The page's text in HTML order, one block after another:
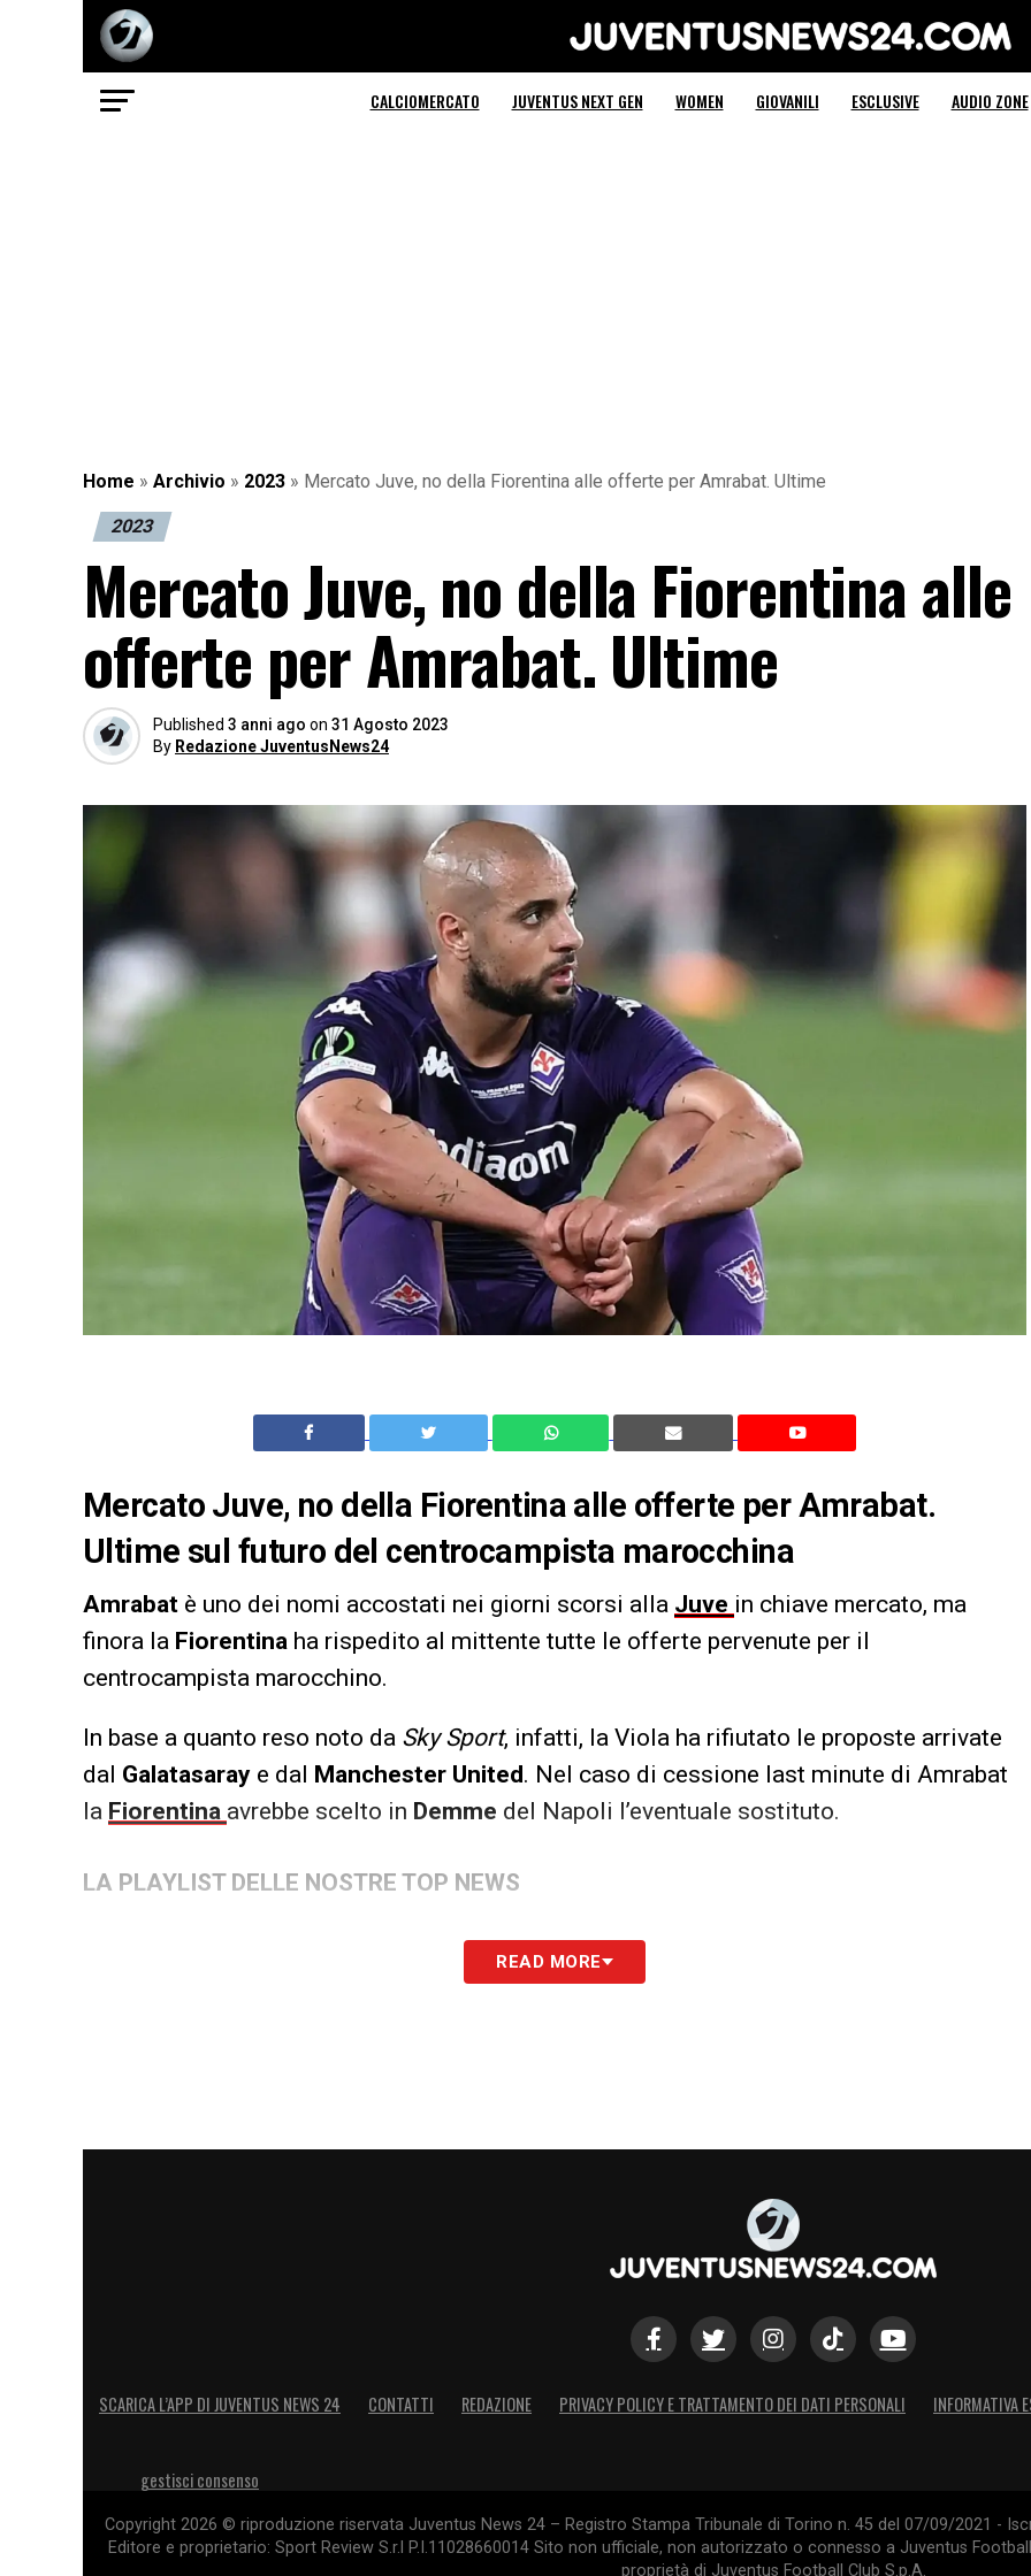
Juventus News 24
CALCIOMERCATO JUVENTUS NEXT GEN WOMEN GIOVANILI ESCLUSIVE AUDIO ZONE
Home » Archivio » 2023 » Mercato Juve, no della Fiorentina alle offerte per Amrabat. Ultime
2023
Mercato Juve, no della Fiorentina alle
offerte per Amrabat. Ultime
Published 3 anni ago on 31 Agosto 2023
By Redazione JuventusNews24
Mercato Juve, no della Fiorentina alle offerte per Amrabat.
Ultime sul futuro del centrocampista marocchina
Amrabat è uno dei nomi accostati nei giorni scorsi alla Juve in chiave mercato, ma
finora la Fiorentina ha rispedito al mittente tutte le offerte pervenute per il
centrocampista marocchino.
In base a quanto reso noto da Sky Sport, infatti, la Viola ha rifiutato le proposte arrivate
dal Galatasaray e dal Manchester United. Nel caso di cessione last minute di Amrabat
la Fiorentina avrebbe scelto in Demme del Napoli l’eventuale sostituto.
LA PLAYLIST DELLE NOSTRE TOP NEWS
READ MORE
SCARICA L’APP DI JUVENTUS NEWS 24 CONTATTI REDAZIONE PRIVACY POLICY E TRATTAMENTO DEI DATI PERSONALI INFORMATIVA
gestisci consenso
Copyright 2026 © riproduzione riservata Juventus News 24 – Registro Stampa Tribunale di Torino n. 45 del 07/09/2021 -
Editore e proprietario: Sport Review S.r.l P.I.11028660014 Sito non ufficiale, non autorizzato o connesso a Juventus
proprietà di Juventus Football Club S.p.A.